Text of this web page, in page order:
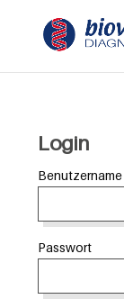
Login
Passwort